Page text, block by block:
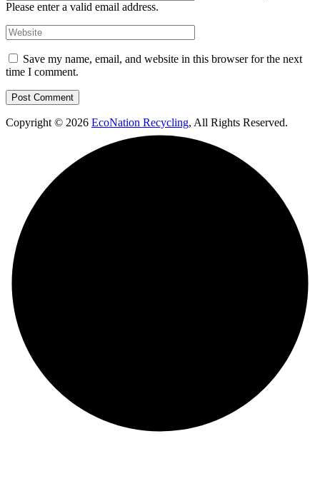
Please enter a valid email address.
Save my name, email, and website in this browser for the next
time I comment.
Copyright © 2026 EcoNation Recycling, All Rights Reserved.